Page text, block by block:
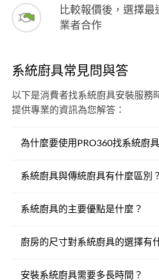
比較報價後，選擇
業者合作
系統廚具常見問與答
以下是消費者找系統廚具安裝服務
提供專業的資訊為您解答：
為什麼要使用PRO360找系統廚
系統廚具與傳統廚具有什麼區別？
系統廚具的主要優點是什麼？
廚房的尺寸對系統廚具的選擇有
安裝系統廚具需要多長時間？